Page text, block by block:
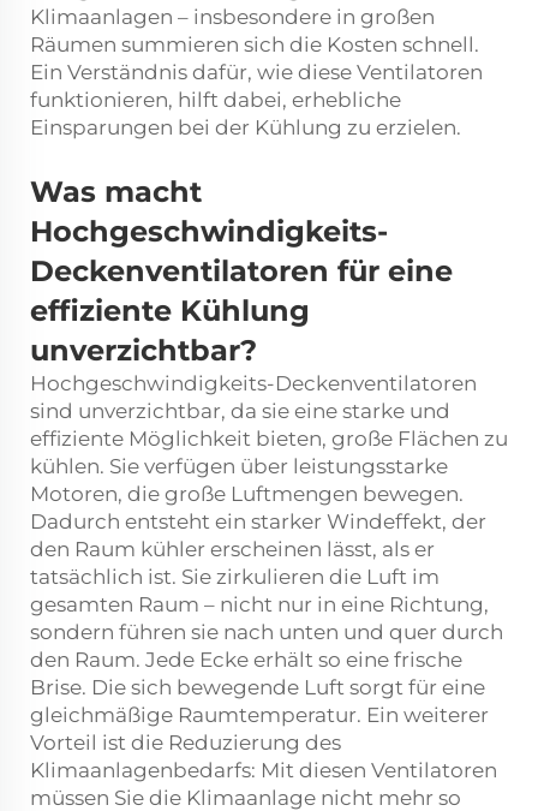
Klimaanlagen – insbesondere in großen
Räumen summieren sich die Kosten schnell.
Ein Verständnis dafür, wie diese Ventilatoren
funktionieren, hilft dabei, erhebliche
Einsparungen bei der Kühlung zu erzielen.
Was macht
Hochgeschwindigkeits-
Deckenventilatoren für eine
effiziente Kühlung
unverzichtbar?
Hochgeschwindigkeits-Deckenventilatoren
sind unverzichtbar, da sie eine starke und
effiziente Möglichkeit bieten, große Flächen zu
kühlen. Sie verfügen über leistungsstarke
Motoren, die große Luftmengen bewegen.
Dadurch entsteht ein starker Windeffekt, der
den Raum kühler erscheinen lässt, als er
tatsächlich ist. Sie zirkulieren die Luft im
gesamten Raum – nicht nur in eine Richtung,
sondern führen sie nach unten und quer durch
den Raum. Jede Ecke erhält so eine frische
Brise. Die sich bewegende Luft sorgt für eine
gleichmäßige Raumtemperatur. Ein weiterer
Vorteil ist die Reduzierung des
Klimaanlagenbedarfs: Mit diesen Ventilatoren
müssen Sie die Klimaanlage nicht mehr so